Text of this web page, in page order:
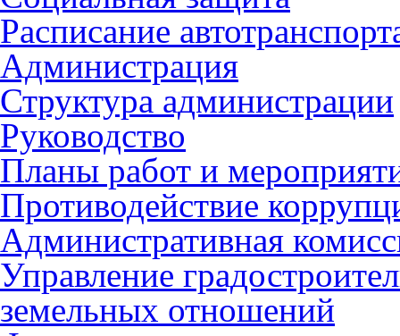
Расписание
Администрация
Структура администрации
Руководство
Планы работ и
Противодействие
Административная
Управление
земельных отношений